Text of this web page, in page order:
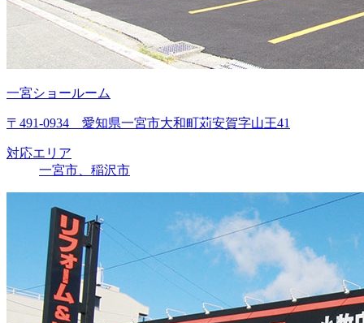
一宮ショールーム
〒491-0934 愛知県一宮市大和町苅安賀字山王41
対応エリア
一宮市、稲沢市